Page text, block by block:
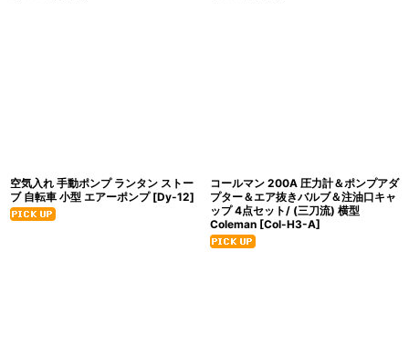
空気入れ 手動ポンプ ランタン ストー
ブ 自転車 小型 エアーポンプ [Dy-12]
コールマン 200A 圧力計＆ポンプアダ
プター＆エア抜きバルブ＆注油口キャ
ップ 4点セット/ (三刀流) 横型
Coleman [Col-H3-A]